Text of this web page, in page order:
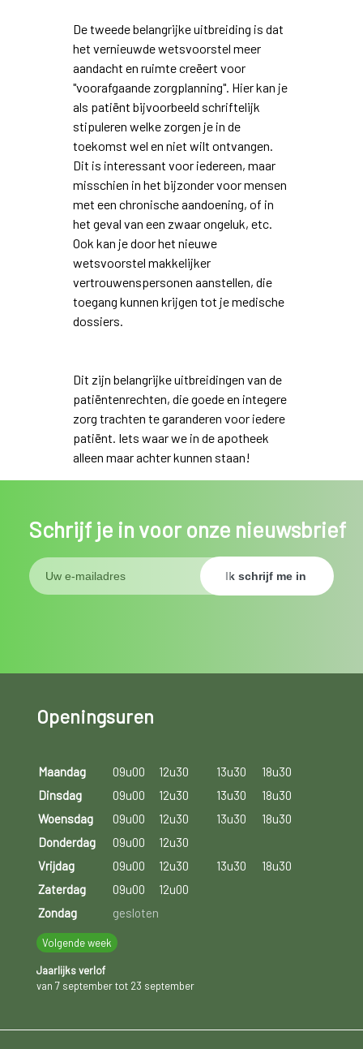
De tweede belangrijke uitbreiding is dat
het vernieuwde wetsvoorstel meer
aandacht en ruimte creëert voor
"voorafgaande zorgplanning". Hier kan je
als patiënt bijvoorbeeld schriftelijk
stipuleren welke zorgen je in de
toekomst wel en niet wilt ontvangen.
Dit is interessant voor iedereen, maar
misschien in het bijzonder voor mensen
met een chronische aandoening, of in
het geval van een zwaar ongeluk, etc.
Ook kan je door het nieuwe
wetsvoorstel makkelijker
vertrouwenspersonen aanstellen, die
toegang kunnen krijgen tot je medische
dossiers.
Dit zijn belangrijke uitbreidingen van de
patiëntenrechten, die goede en integere
zorg trachten te garanderen voor iedere
patiënt. Iets waar we in de apotheek
alleen maar achter kunnen staan!
Schrijf je in voor onze nieuwsbrief
Openingsuren
Maandag 09u00 12u30 13u30
18u30
Dinsdag
09u00 12u30 13u30
18u30
Woensdag
09u00 12u30 13u30
18u30
Donderdag
09u00
12u30
Vrijdag
09u00 12u30 13u30
18u30
Zaterdag
09u00
12u00
Zondag
gesloten
Volgende week
Jaarlijks verlof
van 7 september tot 23 september